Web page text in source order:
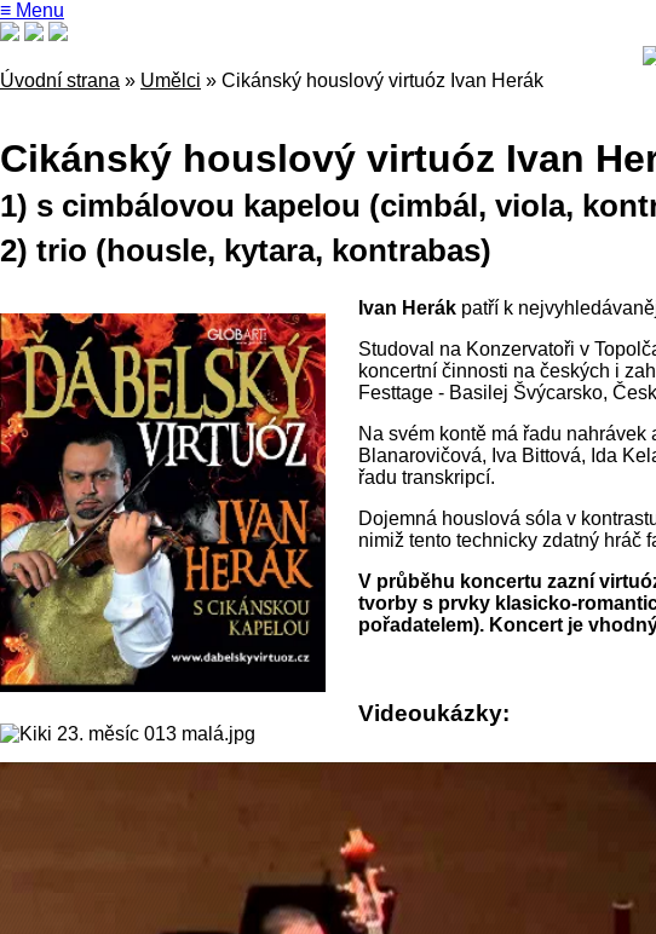
≡ Menu
Úvodní strana » Umělci » Cikánský houslový virtuóz Ivan Herák
Cikánský houslový virtuóz Ivan
1) s cimbálovou kapelou (cimbál, viola,
2) trio (housle, kytara, kontrabas)
Ivan Herákpatří k
Studoval na Konzervatoři v
koncertní činnosti na českých i
Festtage - Basilej Švýcarsko,
Na svém kontě má řadu
Blanarovičová, Iva Bittová, Ida
řadu transkripcí.
Dojemná houslová sóla v
nimiž tento technicky zdatný hráč
V průběhu koncertu zazní
tvorby s prvky klasicko-
pořadatelem). Koncert je
Videoukázky: